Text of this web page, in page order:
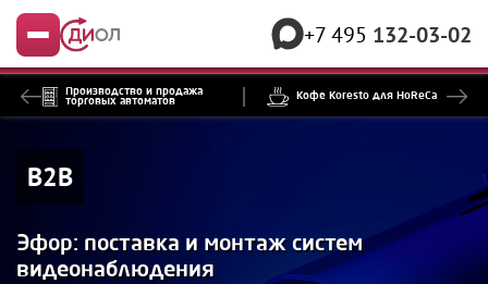
Меню +7 495 132-03-02
Производство и продажа
торговых автоматов
Кофе Koresto для HoReCa
B2B
Эфор: поставка и монтаж систем
видеонаблюдения